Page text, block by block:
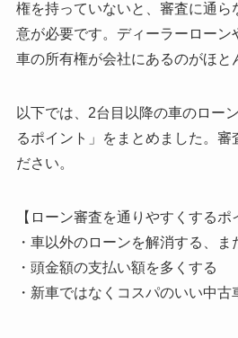
権を持っていないと、審査に通ら
意が必要です。ディーラーローン
車の所有権が会社にあるのがほと
以下では、2台目以降の車のロー
るポイント」をまとめました。審
ださい。
【ローン審査を通りやすくするポ
・車以外のローンを解消する、ま
・頭金額の支払い額を多くする
・新車ではなくコスパのいい中古